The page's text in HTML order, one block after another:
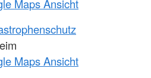
Maps Ansicht
Maps Ansicht